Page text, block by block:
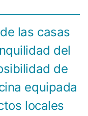
las casas
del
de
equipada
locales